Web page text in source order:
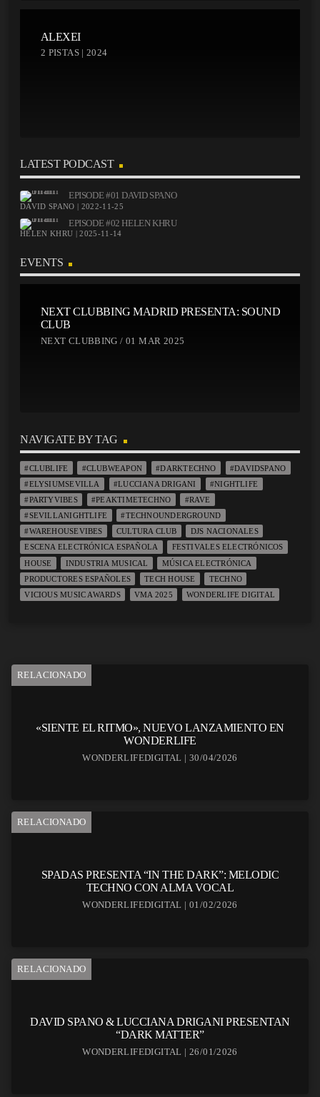
ALEXEI
2 PISTAS | 2024
LATEST PODCAST
EPISODE #01 DAVID SPANO
DAVID SPANO | 2022-11-25
EPISODE #02 HELEN KHRU
HELEN KHRU | 2025-11-14
EVENTS
NEXT CLUBBING MADRID PRESENTA: SOUND
CLUB
NEXT CLUBBING / 01 MAR 2025
NAVIGATE BY TAG
#CLUBLIFE #CLUBWEAPON #DARKTECHNO
#DAVIDSPANO
#ELYSIUMSEVILLA
#LUCCIANA DRIGANI
#NIGHTLIFE
#PARTYVIBES
#PEAKTIMETECHNO
#RAVE
#SEVILLANIGHTLIFE
#TECHNOUNDERGROUND
#WAREHOUSEVIBES
CULTURA CLUB
DJS NACIONALES
ESCENA ELECTRÓNICA ESPAÑOLA
FESTIVALES ELECTRÓNICOS
HOUSE
INDUSTRIA MUSICAL
MÚSICA ELECTRÓNICA
PRODUCTORES ESPAÑOLES
TECH HOUSE
TECHNO
VICIOUS MUSIC AWARDS
VMA 2025 WONDERLIFE DIGITAL
RELACIONADO
«SIENTE EL RITMO», NUEVO LANZAMIENTO EN
WONDERLIFE
WONDERLIFEDIGITAL | 30/04/2026
RELACIONADO
SPADAS PRESENTA “IN THE DARK”: MELODIC
TECHNO CON ALMA VOCAL
WONDERLIFEDIGITAL | 01/02/2026
RELACIONADO
DAVID SPANO & LUCCIANA DRIGANI PRESENTAN
“DARK MATTER”
WONDERLIFEDIGITAL | 26/01/2026